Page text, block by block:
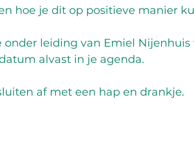
hoe je dit op positieve manier
leiding van Emiel Nijenhuis
alvast in je agenda.
af met een hap en drankje.